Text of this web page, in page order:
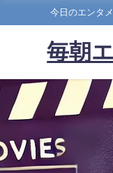
今日のエンタ
毎朝